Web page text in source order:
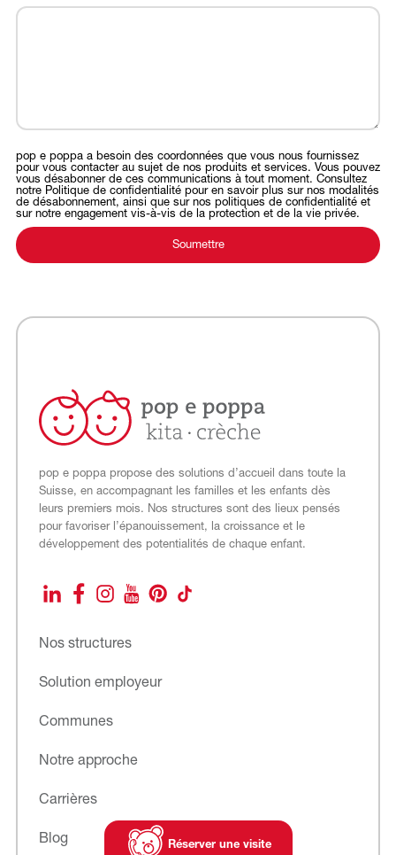
Réserver une visite
pop e poppa a besoin des coordonnées que vous nous fournissez
pour vous contacter au sujet de nos produits et services. Vous pouvez
vous désabonner de ces communications à tout moment. Consultez
notre Politique de confidentialité pour en savoir plus sur nos modalités
de désabonnement, ainsi que sur nos politiques de confidentialité et
sur notre engagement vis-à-vis de la protection et de la vie privée.
pop e poppa propose des solutions d’accueil dans toute la
Suisse, en accompagnant les familles et les enfants dès
leurs premiers mois. Nos structures sont des lieux pensés
pour favoriser l’épanouissement, la croissance et le
développement des potentialités de chaque enfant.
LinkedInFacebookInstagram
YouTubePinterestTikTok
Nos structures
Solution employeur
Communes
Notre approche
Carrières
Blog